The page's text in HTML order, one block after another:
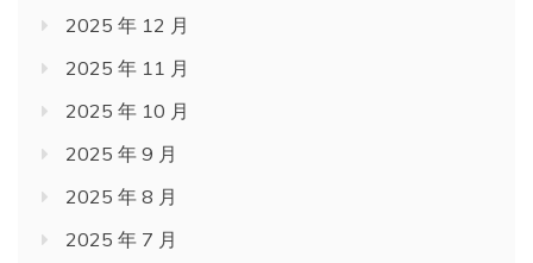
2025 年 12 月
2025 年 11 月
2025 年 10 月
2025 年 9 月
2025 年 8 月
2025 年 7 月